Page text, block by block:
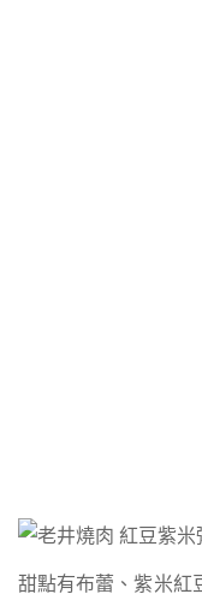
甜點有布蕾、紫米紅